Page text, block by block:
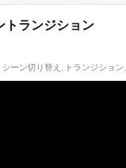
トランジション
シーン切り替え , トランジション,